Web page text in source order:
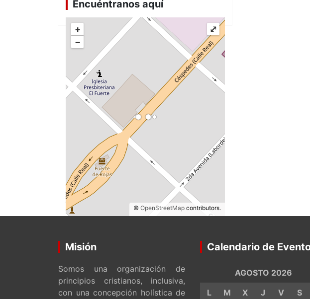
Encuéntranos aquí
+
−
© OpenStreetMap contributors.
⤢
Misión
Somos una organización de
principios cristianos, inclusiva,
con una concepción holística de
Calendario de
AGOSTO 2026
L
M X J V S